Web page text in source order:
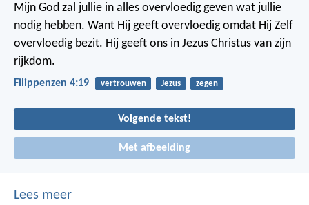
Mijn God zal jullie in alles overvloedig geven wat jullie
nodig hebben. Want Hij geeft overvloedig omdat Hij Zelf
overvloedig bezit. Hij geeft ons in Jezus Christus van zijn
rijkdom.
Filippenzen 4:19 vertrouwen Jezus zegen
Volgende tekst!
Met afbeelding
Lees meer